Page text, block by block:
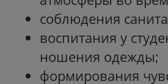
соблюдения
воспитания у
ношения одежды;
формирования